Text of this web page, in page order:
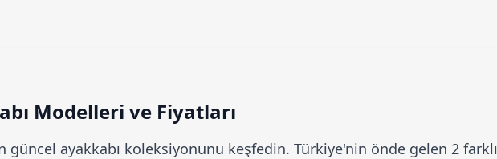
Modelleri ve Fiyatları
güncel ayakkabı koleksiyonunu keşfedin. Türkiye'nin önde gelen 2 farklı